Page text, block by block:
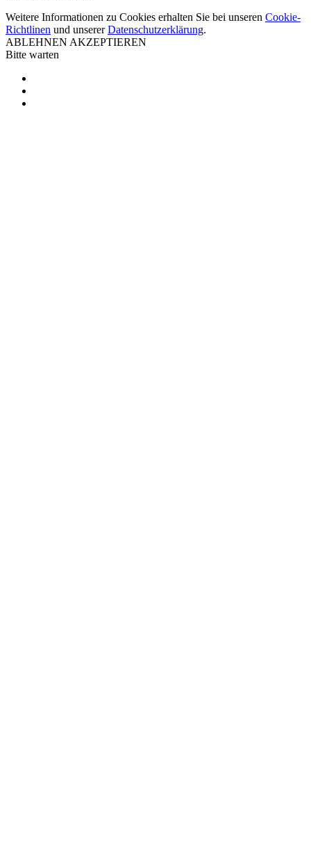
Weitere Informationen zu Cookies erhalten Sie bei unseren Cookie-
Richtlinen und unsererDatenschutzerklärung.
ABLEHNEN AKZEPTIEREN
Bitte warten